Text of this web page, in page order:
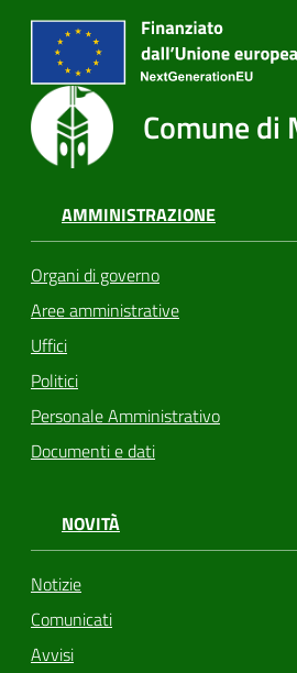
Seguici
Comune di
AMMINISTRAZIONE
Organi di governo
Aree amministrative
Uffici
Politici
Personale Amministrativo
Documenti e dati
NOVITÀ
Notizie
Comunicati
Avvisi